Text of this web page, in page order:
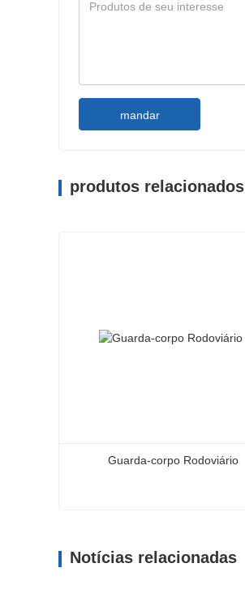
mandar
produtos relacionados
Guarda-corpo Rodoviário
Contate agora
Notícias relacionadas